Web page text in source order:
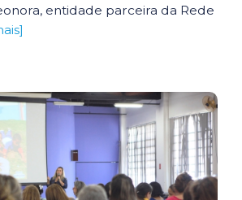
entidade parceira da Rede